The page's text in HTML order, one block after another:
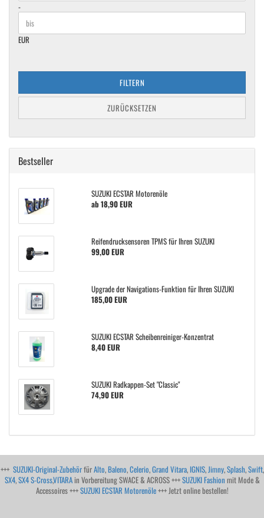
-
EUR
FILTERN
ZURÜCKSETZEN
Bestseller
SUZUKI ECSTAR Motorenöle
ab 18,90 EUR
Reifendrucksensoren TPMS für Ihren SUZUKI
99,00 EUR
Upgrade der Navigations-Funktion für Ihren SUZUKI
185,00 EUR
SUZUKI ECSTAR Scheibenreiniger-Konzentrat
8,40 EUR
SUZUKI Radkappen-Set "Classic"
74,90 EUR
+++ SUZUKI-Original-ZubehörfürAlto,Baleno,Celerio,Grand Vitara, IGNIS,Jimny,Splash,Swift,
SX4,SX4 S-Cross,VITARAin Vorbereitung SWACE & ACROSS +++SUZUKI Fashion mit Mode &
Accessoires +++SUZUKI ECSTAR Motorenöle+++ Jetzt online bestellen!